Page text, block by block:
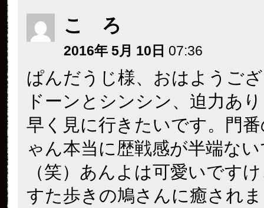
こ ろ
2016年 5月 10日 07:36
ぱんだうじ様、おはようご
ドーンとシンシン、迫力あ
早く見に行きたいです。門
ゃん本当に歴戦感が半端な
（笑）あんよは可愛いです
すた歩きの鳩さんに癒され